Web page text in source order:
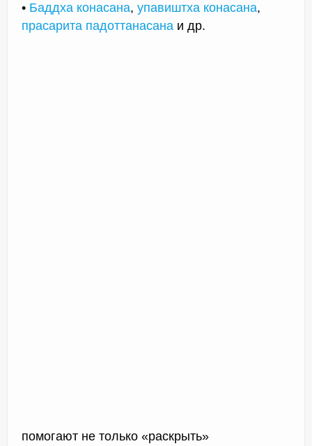
• Баддха конасана, упавиштха конасана,
прасарита падоттанасана и др.
помогают не только «раскрыть»